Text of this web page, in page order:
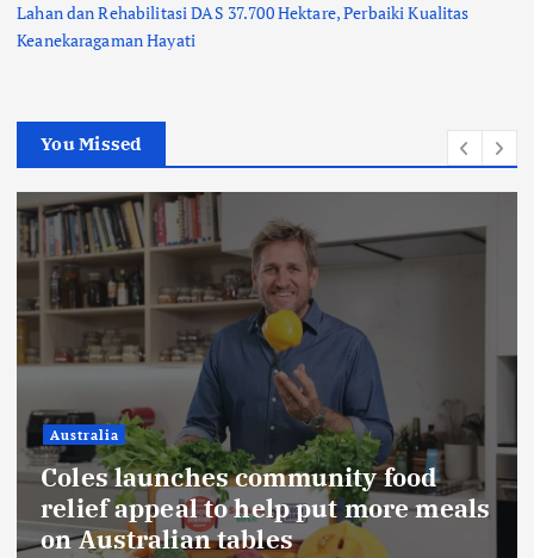
Lahan dan Rehabilitasi DAS 37.700 Hektare, Perbaiki Kualitas
Keanekaragaman Hayati
You Missed
Didukung Sri Sultan Hamengku
Buwono X, Jasa Marga Percepat
Pengembangan Akses Bokoharjo
Tol Jogja-Solo untuk Dukung
Konektivitas DIY